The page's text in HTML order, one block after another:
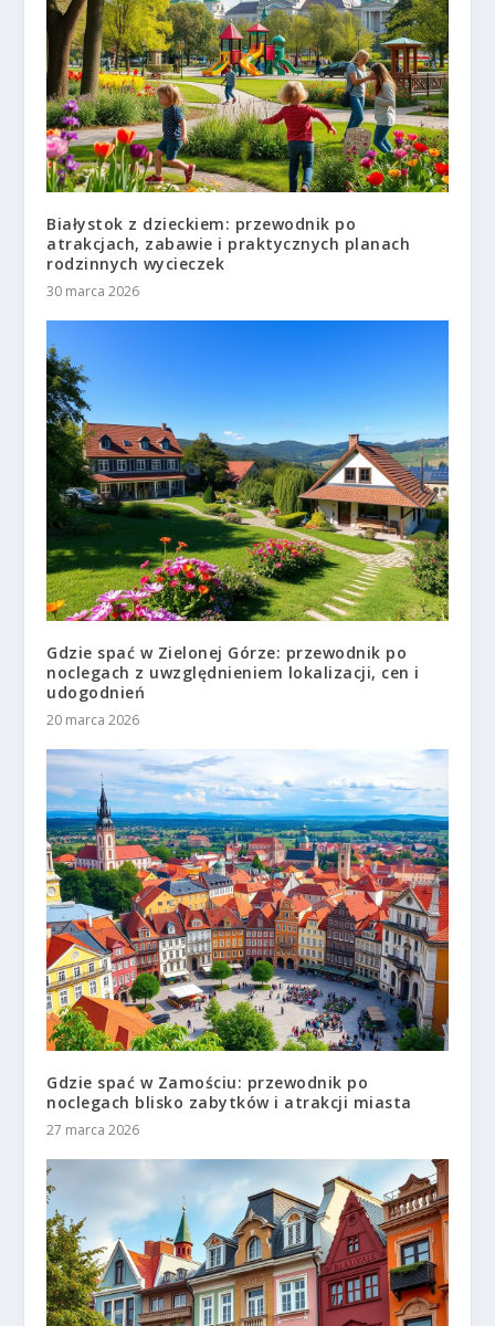
Białystok z dzieckiem: przewodnik po
atrakcjach, zabawie i praktycznych planach
rodzinnych wycieczek
30 marca 2026
Gdzie spać w Zielonej Górze: przewodnik po
noclegach z uwzględnieniem lokalizacji, cen i
udogodnień
20 marca 2026
Gdzie spać w Zamościu: przewodnik po
noclegach blisko zabytków i atrakcji miasta
27 marca 2026